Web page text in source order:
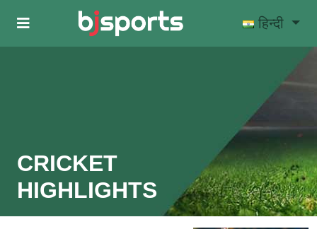
Skip to main content
हिन्दी
CRICKET
HIGHLIGHTS